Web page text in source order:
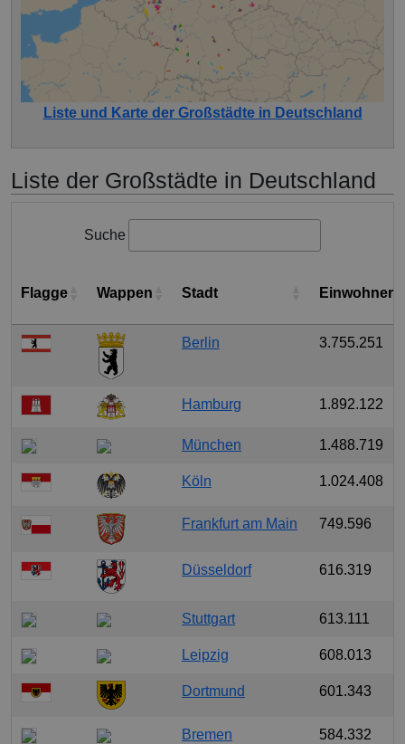
Liste und Karte der Großstädte in Deutschland
Liste der Großstädte in Deutschland
Suche
Flagge Wappen Stadt
Berlin 3.755.251
Hamburg 1.892.122
München 1.488.719
Köln 1.024.408
Frankfurt am Main 749.596
Düsseldorf 616.319
Stuttgart 613.111
Leipzig 608.013
Dortmund 601.343
Bremen 584.332